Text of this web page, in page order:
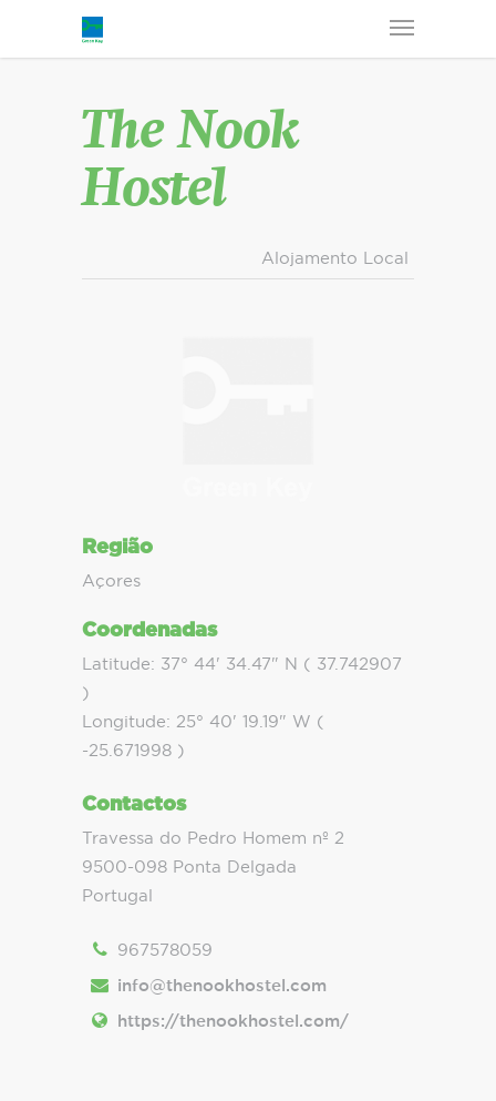
The Nook
Hostel
Alojamento Local
Região
Açores
Coordenadas
Latitude: 37° 44' 34.47" N ( 37.742907
)
Longitude: 25° 40' 19.19" W (
-25.671998 )
Contactos
Travessa do Pedro Homem nº 2
9500-098 Ponta Delgada
Portugal
967578059
info@thenookhostel.com
https://thenookhostel.com/